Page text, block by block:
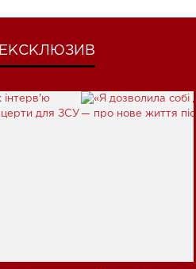
ЕКСКЛЮЗИВ